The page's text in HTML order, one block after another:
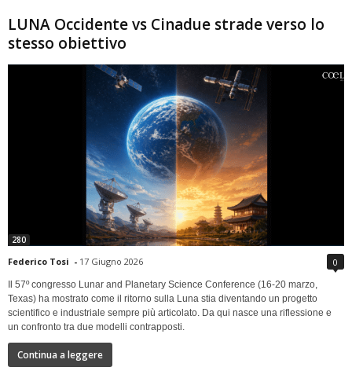
LUNA Occidente vs Cinadue strade verso lo
stesso obiettivo
280
Federico Tosi - 17 Giugno 2026 0
Il 57º congresso Lunar and Planetary Science Conference (16-20 marzo,
Texas) ha mostrato come il ritorno sulla Luna stia diventando un progetto
scientifico e industriale sempre più articolato. Da qui nasce una riflessione e
un confronto tra due modelli contrapposti.
Continua a leggere